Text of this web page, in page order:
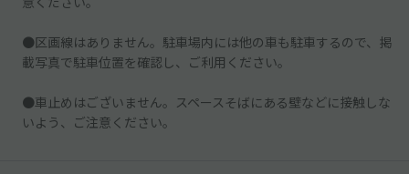
●区画線はありません。駐車場内には他の車も駐車するので、掲
載写真で駐車位置を確認し、ご利用ください。
●車止めはございません。スペースそばにある壁などに接触しな
いよう、ご注意ください。